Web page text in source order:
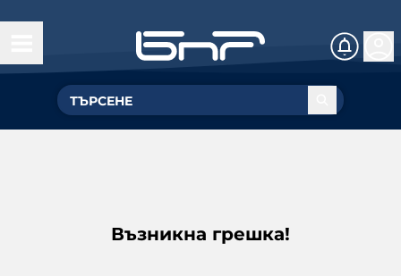
Възникна грешка!